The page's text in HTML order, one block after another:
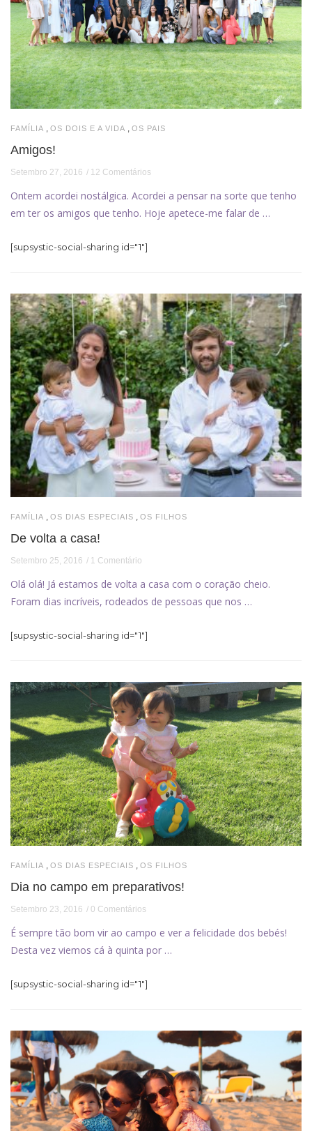
FAMÍLIA , OS DOIS E A VIDA , OS PAIS
Amigos!
Setembro 27, 2016 12 Comentários
Ontem acordei nostálgica. Acordei a pensar na sorte que tenho
em ter os amigos que tenho. Hoje apetece-me falar de …
[supsystic-social-sharing id="1"]
FAMÍLIA OS DIAS ESPECIAIS OS FILHOS
De volta a casa!
Setembro 25, 2016 1 Comentário
Olá olá! Já estamos de volta a casa com o coração cheio.
Foram dias incríveis, rodeados de pessoas que nos …
[supsystic-social-sharing id="1"]
FAMÍLIA OS DIAS ESPECIAIS OS FILHOS
Dia no campo em preparativos!
Setembro 23, 2016 0 Comentários
É sempre tão bom vir ao campo e ver a felicidade dos bebés!
Desta vez viemos cá à quinta por …
[supsystic-social-sharing id="1"]